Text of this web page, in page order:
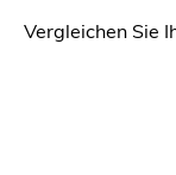
Vergleichen Sie